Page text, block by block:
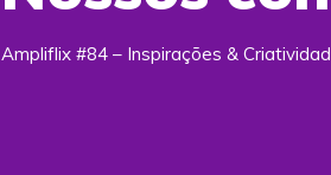
Ampliflix #84 – Inspirações &